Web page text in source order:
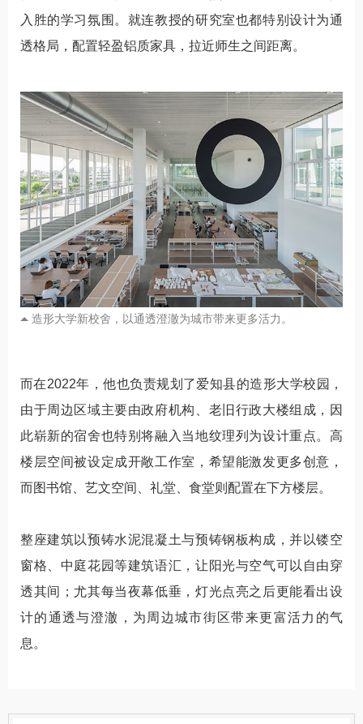
入胜的学习氛围。就连教授的研究室也都特别设计为通
透格局，配置轻盈铝质家具，拉近师生之间距离。
造形大学新校舍，以通透澄澈为城市带来更多活力。
而在2022年，他也负责规划了爱知县的造形大学校园，
由于周边区域主要由政府机构、老旧行政大楼组成，因
此崭新的宿舍也特别将融入当地纹理列为设计重点。高
楼层空间被设定成开敞工作室，希望能激发更多创意，
而图书馆、艺文空间、礼堂、食堂则配置在下方楼层。
整座建筑以预铸水泥混凝土与预铸钢板构成，并以镂空
窗格、中庭花园等建筑语汇，让阳光与空气可以自由穿
透其间；尤其每当夜幕低垂，灯光点亮之后更能看出设
计的通透与澄澈，为周边城市街区带来更富活力的气
息。